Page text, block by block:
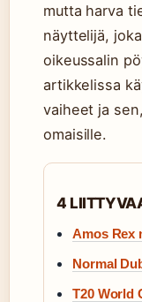
mutta harva
näyttelijä,
oikeussalin
artikkelissa
vaiheet ja
omaisille.
4
Amos Rex
Normal
T20 World